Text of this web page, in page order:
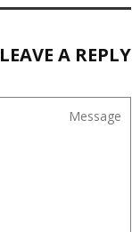
LEAVE A REPLY